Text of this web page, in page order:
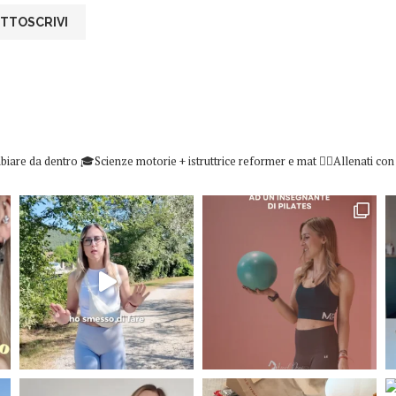
da dentro 🎓Scienze motorie + istruttrice reformer e mat 👇🏻Allenati